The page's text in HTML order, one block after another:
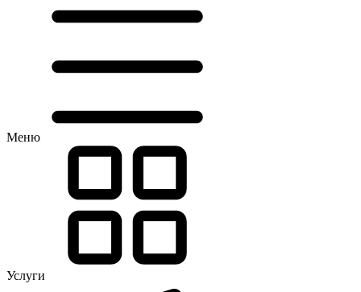
Меню
Услуги